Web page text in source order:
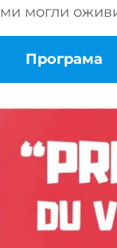
ми могли
Програма